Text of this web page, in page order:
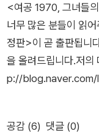
<여공 1970, 그녀들
너무 많은 분들이 읽
정판>이 곧 출판됩니
을 올려드립니다.저
p://blog.naver.com/
독자들께 감사의 말
거와 현재 지배적 담
공감 (6) 댓글 (0)